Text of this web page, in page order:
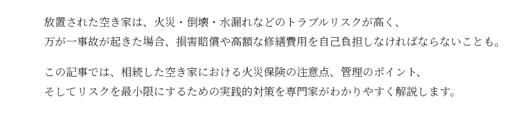
放置された空き家は、火災・倒壊・水漏れなどのトラブルリスクが高く、
万が一事故が起きた場合、損害賠償や高額な修繕費用を自己負担しなければならないことも。
この記事では、相続した空き家における火災保険の注意点、管理のポイント、
そしてリスクを最小限にするための実践的対策を専門家がわかりやすく解説します。